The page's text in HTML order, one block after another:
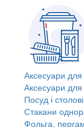
Аксесуари для
Аксесуари для
Посуд і
Стакани
Фольга,